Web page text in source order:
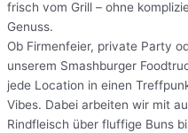
frisch vom Grill – ohne
Genuss.
Ob Firmenfeier, private Party
unserem Smashburger
jede Location in einen
Vibes. Dabei arbeiten wir mit
Rindfleisch über fluffige Buns